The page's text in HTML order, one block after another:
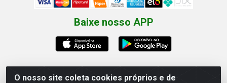
O nosso site coleta cookies próprios e de
Baixe nosso APP